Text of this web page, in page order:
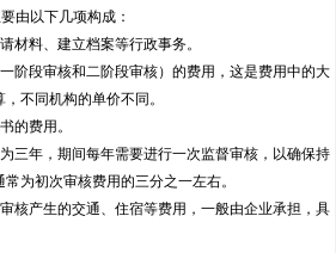
由以下几项构成：
材料、建立档案等行政事务。
阶段审核和二阶段审核）的费用，这是费用中的大
不同机构的单价不同。
的费用。
三年，期间每年需要进行一次监督审核，以确保持
为初次审核费用的三分之一左右。
核产生的交通、住宿等费用，一般由企业承担，具